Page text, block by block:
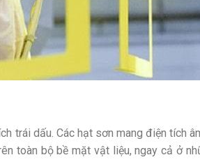
trái dấu. Các hạt sơn mang điện tích
toàn bộ bề mặt vật liệu, ngay cả ở